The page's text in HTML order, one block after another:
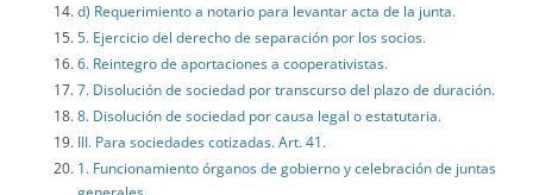
d) Requerimiento a notario para levantar acta de la junta.
5. Ejercicio del derecho de separación por los socios.
6. Reintegro de aportaciones a cooperativistas.
7. Disolución de sociedad por transcurso del plazo de duración.
8. Disolución de sociedad por causa legal o estatutaria.
III. Para sociedades cotizadas. Art. 41.
1. Funcionamiento órganos de gobierno y celebración de juntas